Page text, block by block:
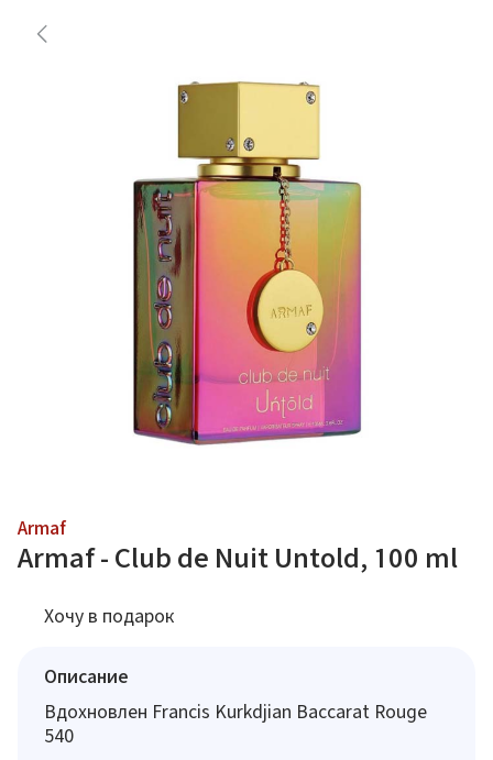
Armaf
Armaf - Club de Nuit Untold, 100 ml
Хочу в подарок
Описание
Вдохновлен Francis Kurkdjian Baccarat Rouge
540